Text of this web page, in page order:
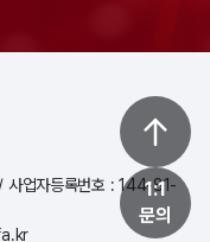
1:1
문의
사업자등록번호 : 144-81-